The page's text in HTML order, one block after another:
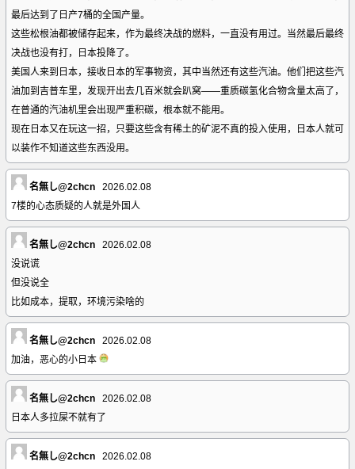
最后达到了日产7桶的全国产量。
这些松根油都被储存起来，作为最终决战的燃料，一直没有用过。当然最后最终
决战也没有打，日本投降了。
美国人来到日本，接收日本的军事物资，其中当然还有这些汽油。他们把这些汽
油加到吉普车里，发现开出去几百米就会趴窝——重质碳氢化合物含量太高了，
在普通的汽油机里会出现严重积碳，根本就不能用。
现在日本又在玩这一招，只要这些含有稀土的矿泥不真的投入使用，日本人就可
以装作不知道这些东西没用。
名無し@2chcn
2026.02.08
7楼的心态质疑的人就是外国人
名無し@2chcn
2026.02.08
没说谎
但没说全
比如成本，提取，环境污染啥的
名無し@2chcn
2026.02.08
加油，恶心的小日本
名無し@2chcn
2026.02.08
日本人多拉屎不就有了
名無し@2chcn
2026.02.08